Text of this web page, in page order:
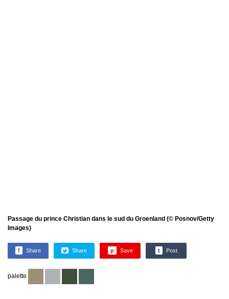
Passage du prince Christian dans le sud du Groenland (© Posnov/Getty
Images)
f Share Share p Save t Post
palette